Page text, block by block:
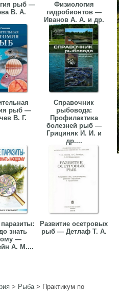
рыб —
В. А.
Физиология
гидробионтов —
Иванов А. А. и др.
рыб —
В. Г.
Справочник
рыбовода:
Профилактика
болезней рыб —
Грициняк И. И. и
др....
знать
—
А. М....
Развитие осетровых
рыб — Детлаф Т. А.
> Рыба> Практикум по